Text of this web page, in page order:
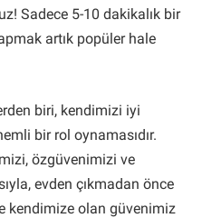
Sadece 5-10 dakikalık bir
artık popüler hale
biri, kendimizi iyi
bir rol oynamasıdır.
özgüvenimizi ve
evden çıkmadan önce
kendimize olan güvenimiz